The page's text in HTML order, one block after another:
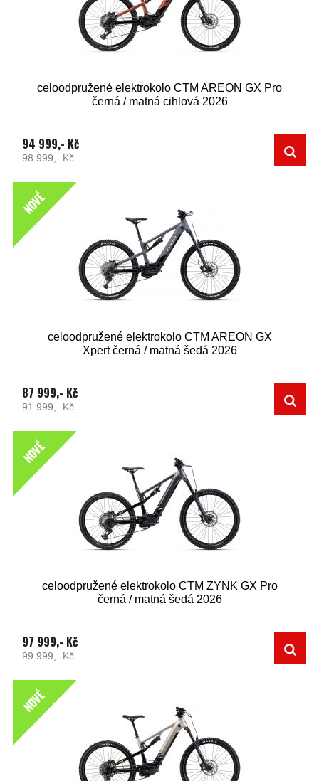
celoodpružené elektrokolo CTM AREON GX Pro
černá / matná cihlová 2026
94 999,- Kč
98 999,- Kč
NOVÉ
celoodpružené elektrokolo CTM AREON GX
Xpert černá / matná šedá 2026
87 999,- Kč
91 999,- Kč
NOVÉ
celoodpružené elektrokolo CTM ZYNK GX Pro
černá / matná šedá 2026
97 999,- Kč
99 999,- Kč
NOVÉ